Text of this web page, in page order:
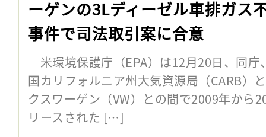
ーゲンの3Lディーゼル車排ガス
事件で司法取引案に合意
米環境保護庁（EPA）は12月20日、同庁
国カリフォルニア州大気資源局（CARB）
クスワーゲン（VW）との間で2009年から
リースされた […]